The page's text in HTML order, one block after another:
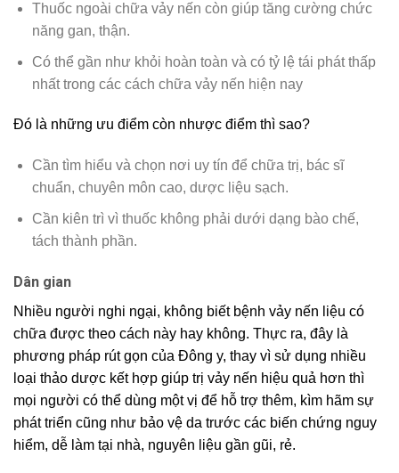
Thuốc ngoài chữa vảy nến còn giúp tăng cường chức
năng gan, thận.
Có thể gần như khỏi hoàn toàn và có tỷ lệ tái phát thấp
nhất trong các cách chữa vảy nến hiện nay
Đó là những ưu điểm còn nhược điểm thì sao?
Cần tìm hiểu và chọn nơi uy tín để chữa trị, bác sĩ
chuẩn, chuyên môn cao, dược liệu sạch.
Cần kiên trì vì thuốc không phải dưới dạng bào chế,
tách thành phần.
Dân gian
Nhiều người nghi ngại, không biết bệnh vảy nến liệu có
chữa được theo cách này hay không. Thực ra, đây là
phương pháp rút gọn của Đông y, thay vì sử dụng nhiều
loại thảo dược kết hợp giúp trị vảy nến hiệu quả hơn thì
mọi người có thể dùng một vị để hỗ trợ thêm, kìm hãm sự
phát triển cũng như bảo vệ da trước các biến chứng nguy
hiểm, dễ làm tại nhà, nguyên liệu gần gũi, rẻ.